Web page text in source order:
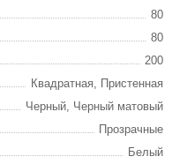
80
80
200
Квадратная, Пристенная
Черный, Черный матовый
Прозрачные
Белый